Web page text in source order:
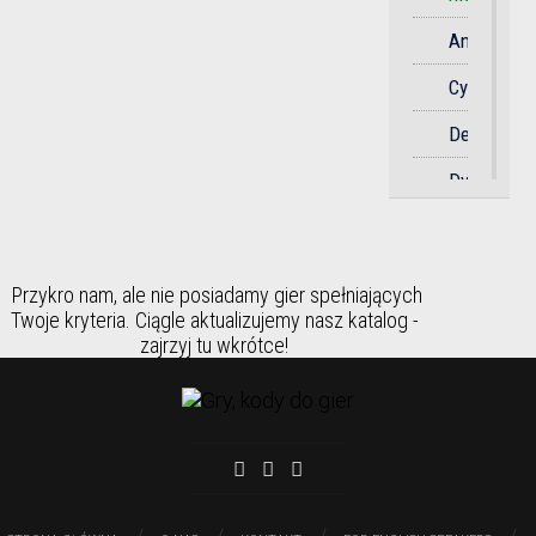
Soulslike
Sportowa
Strzelanka
Survival
Anime
Cyberpunk
Dystopia
Przykro nam, ale nie posiadamy gier spełniających
Twoje kryteria. Ciągle aktualizujemy nasz katalog -
zajrzyj tu wkrótce!